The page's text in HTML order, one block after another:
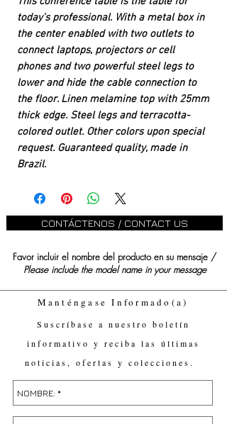
today's professional. With a metal box in
the center enabled with two outlets to
connect laptops, projectors or cell
phones and two powerful steel legs to
lower and hide the cable connection to
the floor. Linen melamine top with 25mm
thick edge. Steel legs and terracotta-
colored outlet. Other colors upon special
request. Guaranteed quality, made in
Brazil.
CONTÁCTENOS / CONTACT US
Favor incluir el nombre del producto en su mensaje /
Please include the model name in your message
Manténgase Informado(a)
Suscríbase a nuestro boletín
informativo y reciba las últimas
noticias, ofertas y colecciones.